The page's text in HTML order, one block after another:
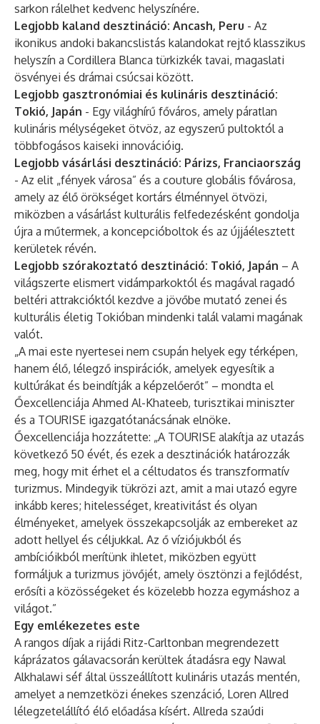
sarkon rálelhet kedvenc helyszínére.
Legjobb kaland desztináció: Ancash, Peru - Az
ikonikus andoki bakancslistás kalandokat rejtő klasszikus
helyszín a Cordillera Blanca türkizkék tavai, magaslati
ösvényei és drámai csúcsai között.
Legjobb gasztronómiai és kulináris desztináció:
Tokió, Japán - Egy világhírű főváros, amely páratlan
kulináris mélységeket ötvöz, az egyszerű pultoktól a
többfogásos kaiseki innovációig.
Legjobb vásárlási desztináció: Párizs, Franciaország
- Az elit „fények városa” és a couture globális fővárosa,
amely az élő örökséget kortárs élménnyel ötvözi,
miközben a vásárlást kulturális felfedezésként gondolja
újra a műtermek, a koncepcióboltok és az újjáélesztett
kerületek révén.
Legjobb szórakoztató desztináció: Tokió, Japán – A
világszerte elismert vidámparkoktól és magával ragadó
beltéri attrakcióktól kezdve a jövőbe mutató zenei és
kulturális életig Tokióban mindenki talál valami magának
valót.
„A mai este nyertesei nem csupán helyek egy térképen,
hanem élő, lélegző inspirációk, amelyek egyesítik a
kultúrákat és beindítják a képzelőerőt” – mondta el
Őexcellenciája Ahmed Al-Khateeb, turisztikai miniszter
és a TOURISE igazgatótanácsának elnöke.
Őexcellenciája hozzátette: „A TOURISE alakítja az utazás
következő 50 évét, és ezek a desztinációk határozzák
meg, hogy mit érhet el a céltudatos és transzformatív
turizmus. Mindegyik tükrözi azt, amit a mai utazó egyre
inkább keres; hitelességet, kreativitást és olyan
élményeket, amelyek összekapcsolják az embereket az
adott hellyel és céljukkal. Az ő víziójukból és
ambícióikból merítünk ihletet, miközben együtt
formáljuk a turizmus jövőjét, amely ösztönzi a fejlődést,
erősíti a közösségeket és közelebb hozza egymáshoz a
világot.”
Egy emlékezetes este
A rangos díjak a rijádi Ritz-Carltonban megrendezett
káprázatos gálavacsorán kerültek átadásra egy Nawal
Alkhalawi séf által üsszeállított kulináris utazás mentén,
amelyet a nemzetközi énekes szenzáció, Loren Allred
lélegzetelállító élő előadása kísért. Allreda szaúdi